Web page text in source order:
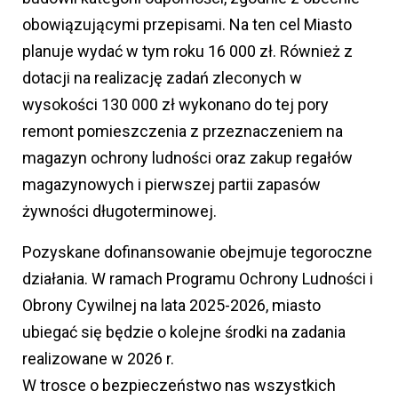
obowiązującymi przepisami. Na ten cel Miasto
planuje wydać w tym roku 16 000 zł. Również z
dotacji na realizację zadań zleconych w
wysokości 130 000 zł wykonano do tej pory
remont pomieszczenia z przeznaczeniem na
magazyn ochrony ludności oraz zakup regałów
magazynowych i pierwszej partii zapasów
żywności długoterminowej.
Pozyskane dofinansowanie obejmuje tegoroczne
działania. W ramach Programu Ochrony Ludności i
Obrony Cywilnej na lata 2025-2026, miasto
ubiegać się będzie o kolejne środki na zadania
realizowane w 2026 r.
W trosce o bezpieczeństwo nas wszystkich